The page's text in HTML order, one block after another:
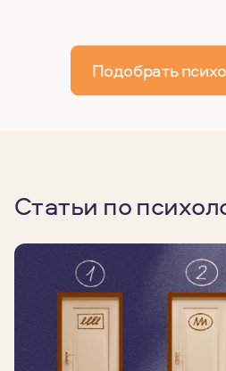
Подобрать
Статьи по